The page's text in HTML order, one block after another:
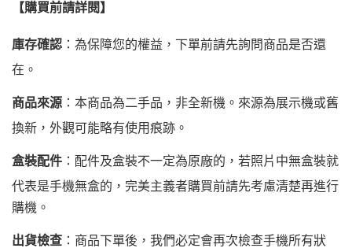
【購買前請詳閱】
庫存確認 ：為保障您的權益，下單前請先詢問商品是否還
在。
商品來源 ：本商品為二手品，非全新機。來源為展示機或舊
換新，外觀可能略有使用痕跡。
盒裝配件 ：配件及盒裝不一定為原廠的，若照片中無盒裝就
代表是手機無盒的，完美主義者購買前請先考慮清楚再進行
購機。
出貨檢查 ：商品下單後，我們必定會再次檢查手機所有狀